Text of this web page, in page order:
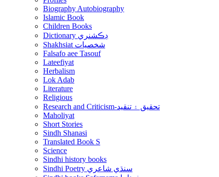
Biography Autobiography
Islamic Book
Children Books
Dictionary ڊڪشنري
Shakhsiat شخصيات
Falsafo aee Tasouf
Lateefiyat
Herbalism
Lok Adab
Literature
Religious
Research and Criticism-تحقيق ۽ تنقيد
Maholiyat
Short Stories
Sindh Shanasi
Translated Book S
Science
Sindhi history books
Sindhi Poetry سنڌي شاعري